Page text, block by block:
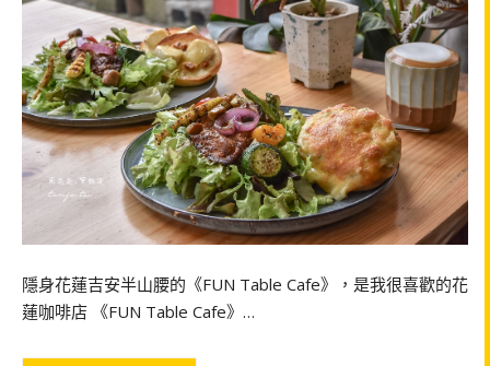
隱身花蓮吉安半山腰的《FUN Table Cafe》，是我很喜歡的花
蓮咖啡店 《FUN Table Cafe》…